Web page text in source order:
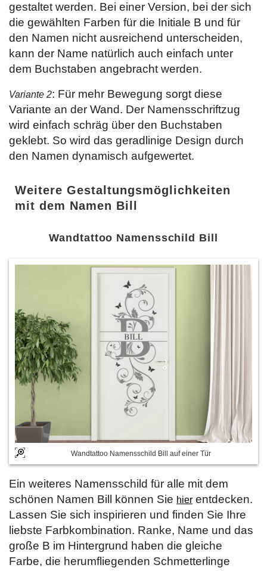
gestaltet werden. Bei einer Version, bei der sich
die gewählten Farben für die Initiale B und für
den Namen nicht ausreichend unterscheiden,
kann der Name natürlich auch einfach unter
dem Buchstaben angebracht werden.
Variante 2: Für mehr Bewegung sorgt diese
Variante an der Wand. Der Namensschriftzug
wird einfach schräg über den Buchstaben
geklebt. So wird das geradlinige Design durch
den Namen dynamisch aufgewertet.
Weitere Gestaltungsmöglichkeiten
mit dem Namen Bill
Wandtattoo Namensschild Bill
Wandtattoo Namensschild Bill auf einer Tür
Ein weiteres Namensschild für alle mit dem
schönen Namen Bill können Sie hier entdecken.
Lassen Sie sich inspirieren und finden Sie Ihre
liebste Farbkombination. Ranke, Name und das
große B im Hintergrund haben die gleiche
Farbe, die herumfliegenden Schmetterlinge